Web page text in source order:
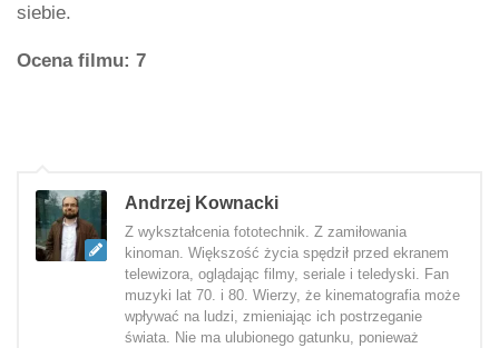
siebie.
Ocena filmu: 7
Andrzej Kownacki
Z wykształcenia fototechnik. Z zamiłowania
kinoman. Większość życia spędził przed ekranem
telewizora, oglądając filmy, seriale i teledyski. Fan
muzyki lat 70. i 80. Wierzy, że kinematografia może
wpływać na ludzi, zmieniając ich postrzeganie
świata. Nie ma ulubionego gatunku, ponieważ